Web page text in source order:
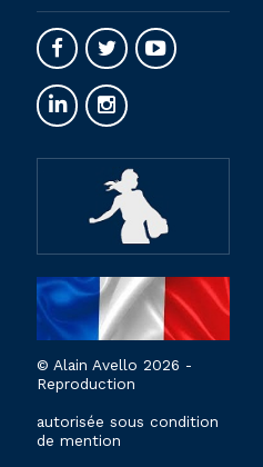
© Alain Avello 2026 -
Reproduction
autorisée sous condition
de mention